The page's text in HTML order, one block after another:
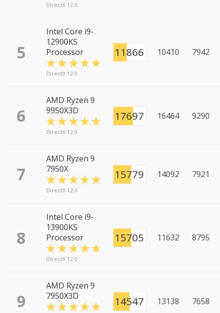
DirectX 12.0
5
Intel Core i9-
12900KS
Processor
DirectX 12.0
11866 10410 7942
6
AMD Ryzen 9
9950X3D
DirectX 12.0
17697 16464 9290
7
AMD Ryzen 9
7950X
DirectX 12.0
15779 14092 7921
8
Intel Core i9-
13900KS
Processor
DirectX 12.0
15705 11632 8795
9
AMD Ryzen 9
7950X3D
14547 13138 7658